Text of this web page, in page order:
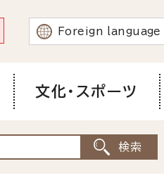
Foreign language
文化・スポーツ